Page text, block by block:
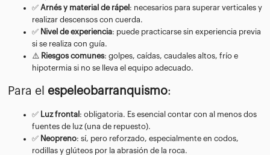
✅ Arnés y material de rápel : necesarios para superar verticales y
realizar descensos con cuerda.
✅ Nivel de experiencia: puede practicarse sin experiencia previa
si se realiza con guía.
⚠️ Riesgos comunes: golpes, caídas, caudales altos, frío e
hipotermia si no se lleva el equipo adecuado.
Para el espeleobarranquismo:
✅ Luz frontal : obligatoria. Es esencial contar con al menos dos
fuentes de luz (una de repuesto).
✅ Neopreno: sí, pero reforzado, especialmente en codos,
rodillas y glúteos por la abrasión de la roca.